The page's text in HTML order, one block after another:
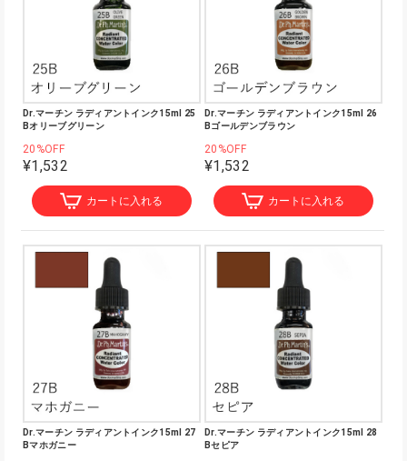
Dr.マーチン ラディアントインク15ml 25
Bオリーブグリーン
20%OFF
¥1,532
カートに入れる
Dr.マーチン ラディアントインク15ml 26
Bゴールデンブラウン
20%OFF
¥1,532
カートに入れる
Dr.マーチン ラディアントインク15ml 27
Bマホガニー
Dr.マーチン ラディアントインク15ml 28
Bセピア